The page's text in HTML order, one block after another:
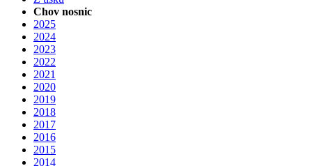
Chov nosnic
2025
2024
2023
2022
2021
2020
2019
2018
2017
2016
2015
2014